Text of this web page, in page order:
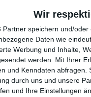
Wir
Partner speichern und/
Daten wie
Werbung und Inhalte,
werden. Mit Ihrer
und Kenndaten
durch uns und unsere
und Ihre Einstellungen
auf Zurufe eines
viral ging, ist zu
zögerte
watch me bro,
seine Gegner